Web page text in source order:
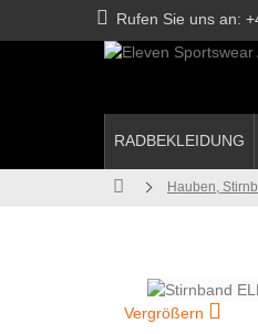
Rufen Sie uns an:
RADBEKLEIDUNG
Hauben,
Vergrößern